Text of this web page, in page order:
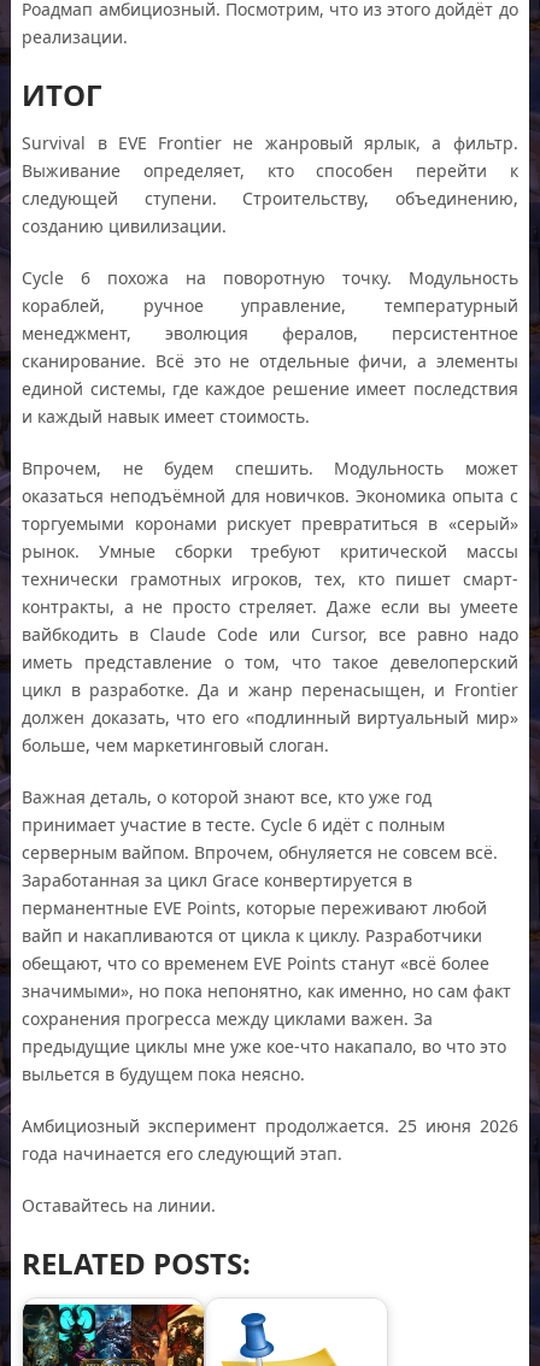
Роадмап амбициозный. Посмотрим, что из этого дойдёт до
реализации.
ИТОГ
Survival в EVE Frontier не жанровый ярлык, а фильтр.
Выживание определяет, кто способен перейти к
следующей ступени. Строительству, объединению,
созданию цивилизации.
Cycle 6 похожа на поворотную точку. Модульность
кораблей, ручное управление, температурный
менеджмент, эволюция фералов, персистентное
сканирование. Всё это не отдельные фичи, а элементы
единой системы, где каждое решение имеет последствия
и каждый навык имеет стоимость.
Впрочем, не будем спешить. Модульность может
оказаться неподъёмной для новичков. Экономика опыта с
торгуемыми коронами рискует превратиться в «серый»
рынок. Умные сборки требуют критической массы
технически грамотных игроков, тех, кто пишет смарт-
контракты, а не просто стреляет. Даже если вы умеете
вайбкодить в Claude Code или Cursor, все равно надо
иметь представление о том, что такое девелоперский
цикл в разработке. Да и жанр перенасыщен, и Frontier
должен доказать, что его «подлинный виртуальный мир»
больше, чем маркетинговый слоган.
Важная деталь, о которой знают все, кто уже год
принимает участие в тесте. Cycle 6 идёт с полным
серверным вайпом. Впрочем, обнуляется не совсем всё.
Заработанная за цикл Grace конвертируется в
перманентные EVE Points, которые переживают любой
вайп и накапливаются от цикла к циклу. Разработчики
обещают, что со временем EVE Points станут «всё более
значимыми», но пока непонятно, как именно, но сам факт
сохранения прогресса между циклами важен. За
предыдущие циклы мне уже кое-что накапало, во что это
выльется в будущем пока неясно.
Амбициозный эксперимент продолжается. 25 июня 2026
года начинается его следующий этап.
Оставайтесь на линии.
RELATED POSTS: